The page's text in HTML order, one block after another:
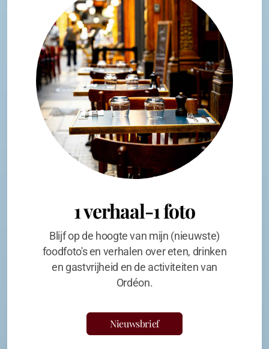
1 verhaal-1 foto
Blijf op de hoogte van mijn (nieuwste)
foodfoto's en verhalen over eten, drinken
en gastvrijheid en de activiteiten van
Ordéon.
Nieuwsbrief